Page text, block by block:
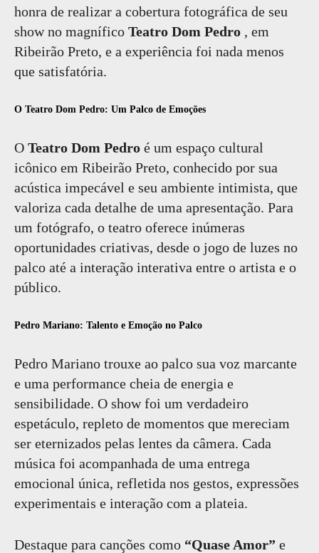
honra de realizar a cobertura fotográfica de seu
show no magnífico Teatro Dom Pedro , em
Ribeirão Preto, e a experiência foi nada menos
que satisfatória.
O Teatro Dom Pedro: Um Palco de Emoções
O Teatro Dom Pedro é um espaço cultural
icônico em Ribeirão Preto, conhecido por sua
acústica impecável e seu ambiente intimista, que
valoriza cada detalhe de uma apresentação. Para
um fotógrafo, o teatro oferece inúmeras
oportunidades criativas, desde o jogo de luzes no
palco até a interação interativa entre o artista e o
público.
Pedro Mariano: Talento e Emoção no Palco
Pedro Mariano trouxe ao palco sua voz marcante
e uma performance cheia de energia e
sensibilidade. O show foi um verdadeiro
espetáculo, repleto de momentos que mereciam
ser eternizados pelas lentes da câmera. Cada
música foi acompanhada de uma entrega
emocional única, refletida nos gestos, expressões
experimentais e interação com a plateia.
Destaque para canções como “Quase Amor” e